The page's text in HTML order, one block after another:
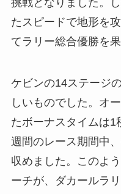
たスピードで地形を
てラリー総合優勝を果
ケビンの14ステージ
しいものでした。オ
たボーナスタイムは1
週間のレース期間中
収めました。このよ
ーチが、ダカールラ